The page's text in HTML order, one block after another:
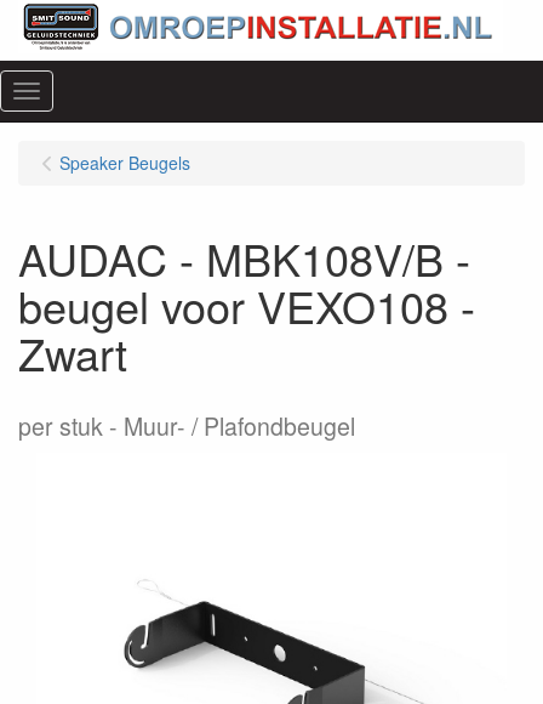
Menu
Speaker Beugels
AUDAC - MBK108V/B -
beugel voor VEXO108 -
Zwart
per stuk Muur- / Plafondbeugel